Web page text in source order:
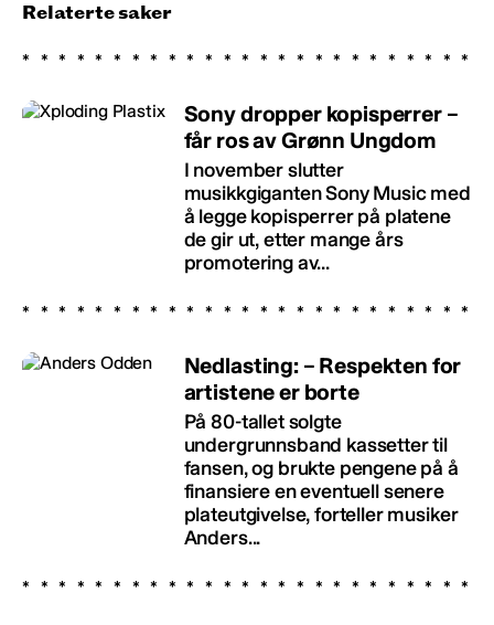
Relaterte saker
Sony dropper kopisperrer –
får ros av Grønn Ungdom
I november slutter
musikkgiganten Sony Music med
å legge kopisperrer på platene
de gir ut, etter mange års
promotering av...
Nedlasting: – Respekten for
artistene er borte
På 80-tallet solgte
undergrunnsband kassetter til
fansen, og brukte pengene på å
finansiere en eventuell senere
plateutgivelse, forteller musiker
Anders...